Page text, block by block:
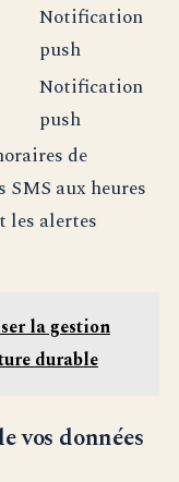
Notification
push
Notification
push
de
aux heures
les alertes
la gestion
durable
vos données